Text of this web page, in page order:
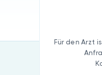
Für den Arzt